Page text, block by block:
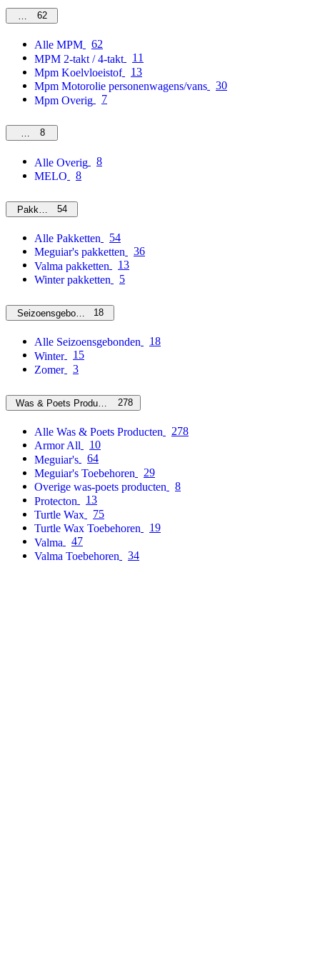
MPM62
Alle MPM
62
MPM 2-takt / 4-takt
11
Mpm Koelvloeistof
13
Mpm Motorolie personenwagens/vans
30
Mpm Overig
7
Overig
8
Alle Overig
8
MELO
8
Pakketten54
Alle Pakketten
54
Meguiar's pakketten
36
Valma pakketten
13
Winter pakketten
5
Seizoensgebonden18
Alle Seizoensgebonden
18
Winter
15
Zomer
3
Was & Poets Producten 278
Alle Was & Poets Producten
278
Armor All
10
Meguiar's
64
Meguiar's Toebehoren
29
Overige was-poets producten
8
Protecton
13
Turtle Wax
75
Turtle Wax Toebehoren
19
Valma
47
Valma Toebehoren
34